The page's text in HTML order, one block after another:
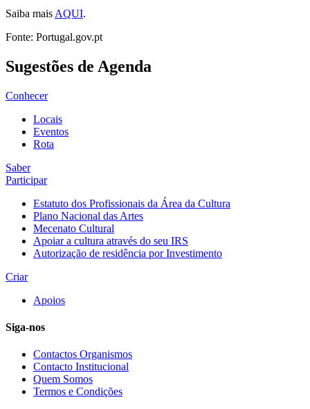
Saiba mais AQUI.
Fonte: Portugal.gov.pt
Sugestões de Agenda
Conhecer
Locais
Eventos
Rota
Saber
Participar
Estatuto dos Profissionais da Área da Cultura
Plano Nacional das Artes
Mecenato Cultural
Apoiar a cultura através do seu IRS
Autorização de residência por Investimento
Criar
Apoios
Siga-nos
Contactos Organismos
Contacto Institucional
Quem Somos
Termos e Condições